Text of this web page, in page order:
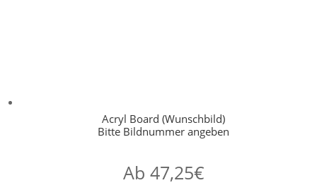
Acryl Board (Wunschbild)
Bitte Bildnummer angeben
Ab 47,25€